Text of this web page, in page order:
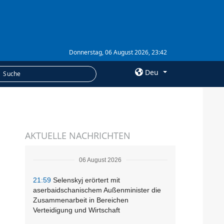
Donnerstag, 06 August 2026, 23:42
Deu
Abonnement
AKTUELLE NACHRICHTEN
06 August 2026
21:59 Selenskyj erörtert mit
aserbaidschanischem Außenminister die
Zusammenarbeit in Bereichen
Verteidigung und Wirtschaft